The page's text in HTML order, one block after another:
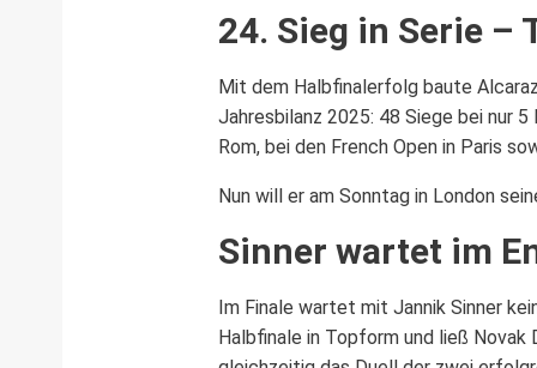
24. Sieg in Serie –
Mit dem Halbfinalerfolg baute
Jahresbilanz 2025: 48 Siege bei nur
Rom, bei den French Open in Paris
Nun will er am Sonntag in London
Sinner wartet im
Im Finale wartet mit Jannik Sinner
Halbfinale in Topform und ließ Novak